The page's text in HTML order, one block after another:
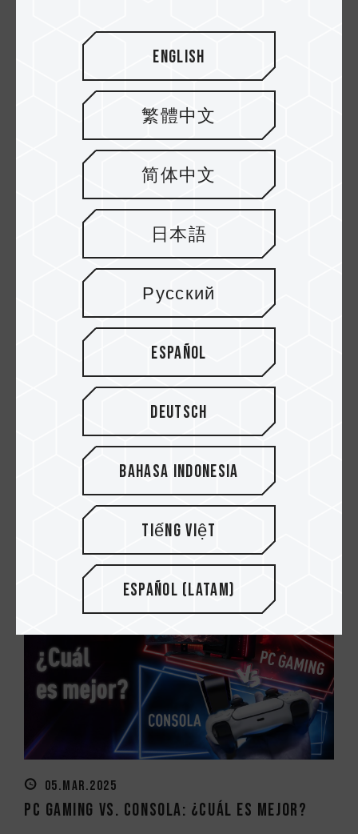
02.MAY.2025
Gestión térmica: Refrigeración por aire
frente a refrigeración líquida para unid...
02.APR.2025
Aumenta el almacenamiento de tu iPhone
al instante con dispositivos externos
05.MAR.2025
PC gaming vs. consola: ¿Cuál es mejor?
English
繁體中文
简体中文
日本語
Русский
Español
Deutsch
Bahasa Indonesia
Tiếng Việt
Español (Latam)